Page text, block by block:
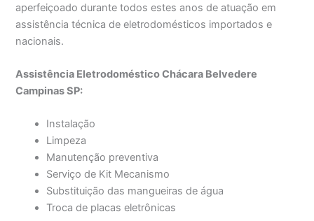
aperfeiçoado durante todos estes anos de atuação em
assistência técnica de eletrodomésticos importados e
nacionais.
Assistência Eletrodoméstico Chácara Belvedere
Campinas SP:
Instalação
Limpeza
Manutenção preventiva
Serviço de Kit Mecanismo
Substituição das mangueiras de água
Troca de placas eletrônicas